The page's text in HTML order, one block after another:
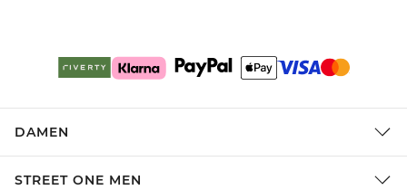
DAMEN
STREET ONE MEN